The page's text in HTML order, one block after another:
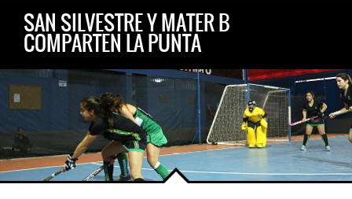
SAN SILVESTRE Y MATER B
COMPARTEN LA PUNTA